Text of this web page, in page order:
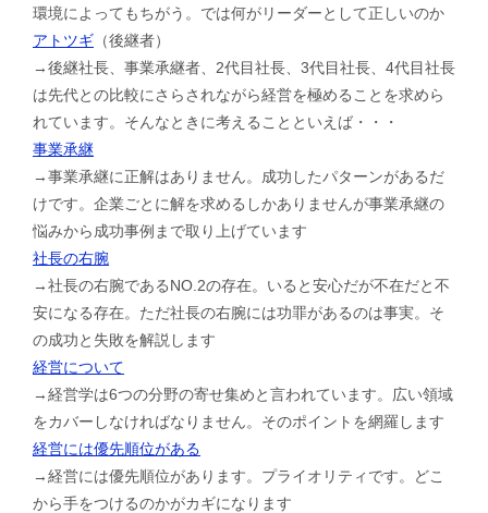
環境によってもちがう。では何がリーダーとして正しいのか
アトツギ （後継者）
→後継社長、事業承継者、2代目社長、3代目社長、4代目社長
は先代との比較にさらされながら経営を極めることを求めら
れています。そんなときに考えることといえば・・・
事業承継
→事業承継に正解はありません。成功したパターンがあるだ
けです。企業ごとに解を求めるしかありませんが事業承継の
悩みから成功事例まで取り上げています
社長の右腕
→社長の右腕であるNO.2の存在。いると安心だが不在だと不
安になる存在。ただ社長の右腕には功罪があるのは事実。そ
の成功と失敗を解説します
経営について
→経営学は6つの分野の寄せ集めと言われています。広い領域
をカバーしなければなりません。そのポイントを網羅します
経営には優先順位がある
→経営には優先順位があります。プライオリティです。どこ
から手をつけるのかがカギになります